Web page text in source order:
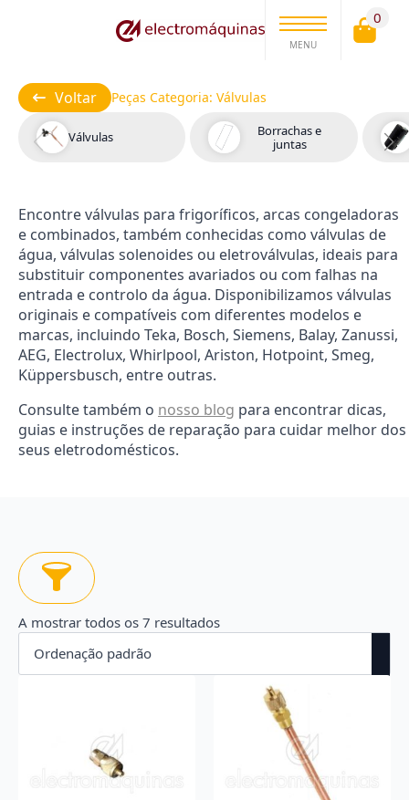
MENU
0
Voltar Peças Categoria:Válvulas
Válvulas
Borrachas e
juntas
Encontre válvulas para frigoríficos, arcas congeladoras
e combinados, também conhecidas como válvulas de
água, válvulas solenoides ou eletroválvulas, ideais para
substituir componentes avariados ou com falhas na
entrada e controlo da água. Disponibilizamos válvulas
originais e compatíveis com diferentes modelos e
marcas, incluindo Teka, Bosch, Siemens, Balay, Zanussi,
AEG, Electrolux, Whirlpool, Ariston, Hotpoint, Smeg,
Küppersbusch, entre outras.
Consulte também o nosso blog para encontrar dicas,
guias e instruções de reparação para cuidar melhor dos
seus eletrodomésticos.
A mostrar todos os 7 resultados